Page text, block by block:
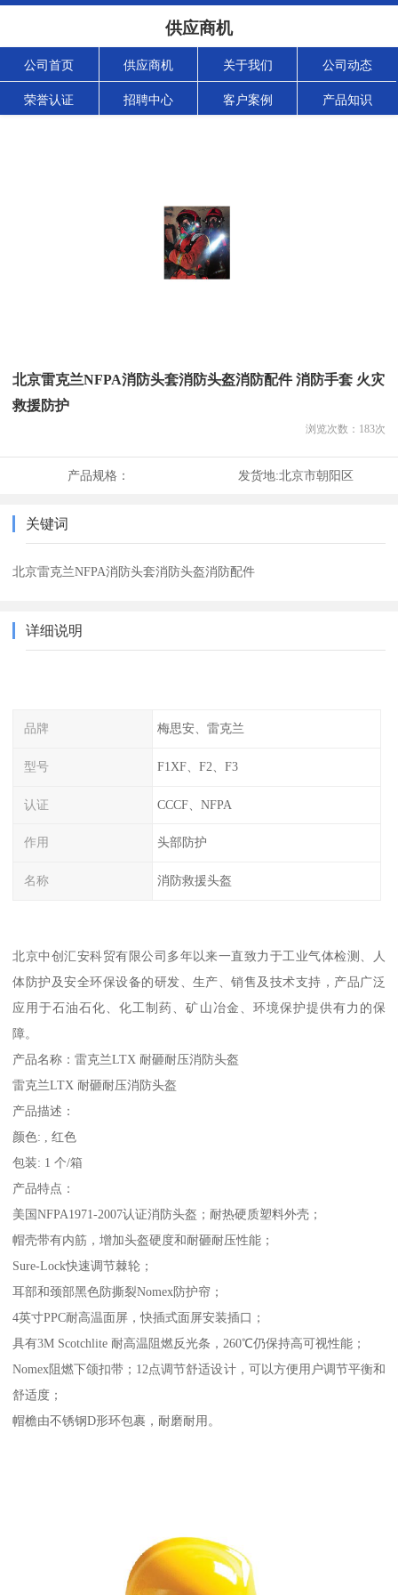
供应商机
公司首页 供应商机 关于我们 公司动态
荣誉认证 招聘中心 客户案例 产品知识
北京雷克兰NFPA消防头套消防头盔消防配件 消防手套 火灾
救援防护
浏览次数： 183次
产品规格： 发货地:北京市朝阳区
关键词
北京雷克兰NFPA消防头套消防头盔消防配件
详细说明
品牌 梅思安、雷克兰
型号 F1XF、F2、F3
认证 CCCF、NFPA
作用 头部防护
名称 消防救援头盔
北京中创汇安科贸有限公司多年以来一直致力于工业气体检测、人
体防护及安全环保设备的研发、生产、销售及技术支持，产品广泛
应用于石油石化、化工制药、矿山冶金、环境保护提供有力的保
障。
产品名称：雷克兰LTX 耐砸耐压消防头盔
雷克兰LTX 耐砸耐压消防头盔
产品描述：
颜色: , 红色
包装: 1 个/箱
产品特点：
美国NFPA1971-2007认证消防头盔；耐热硬质塑料外壳；
帽壳带有内筋，增加头盔硬度和耐砸耐压性能；
Sure-Lock快速调节棘轮；
耳部和颈部黑色防撕裂Nomex防护帘；
4英寸PPC耐高温面屏，快插式面屏安装插口；
具有3M Scotchlite 耐高温阻燃反光条，260℃仍保持高可视性能；
Nomex阻燃下颌扣带；12点调节舒适设计，可以方便用户调节平衡和
舒适度；
帽檐由不锈钢D形环包裹，耐磨耐用。